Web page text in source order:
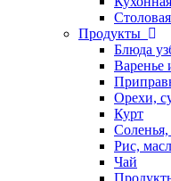
Продукты
Блюда
Варенье
Орехи,
Курт
Соленья,
Рис,
Чай